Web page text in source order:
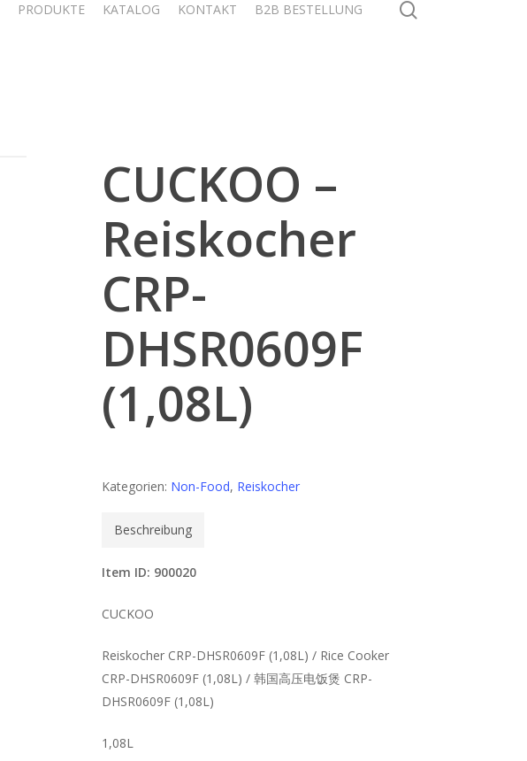
PRODUKTE KATALOG KONTAKT B2B BESTELLUNG
CUCKOO –
Reiskocher
CRP-
DHSR0609F
(1,08L)
Kategorien: Non-Food, Reiskocher
Beschreibung
Item ID: 900020
CUCKOO
Reiskocher CRP-DHSR0609F (1,08L) / Rice Cooker
CRP-DHSR0609F (1,08L) / 韩国高压电饭煲 CRP-
DHSR0609F (1,08L)
1,08L